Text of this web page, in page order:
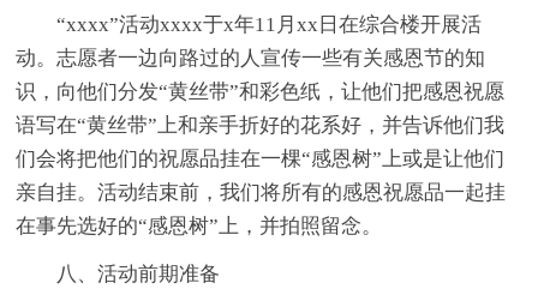
“xxxx”活动xxxx于x年11月xx日在综合楼开展活
动。志愿者一边向路过的人宣传一些有关感恩节的知
识，向他们分发“黄丝带”和彩色纸，让他们把感恩祝愿
语写在“黄丝带”上和亲手折好的花系好，并告诉他们我
们会将把他们的祝愿品挂在一棵“感恩树”上或是让他们
亲自挂。活动结束前，我们将所有的感恩祝愿品一起挂
在事先选好的“感恩树”上，并拍照留念。
八、活动前期准备